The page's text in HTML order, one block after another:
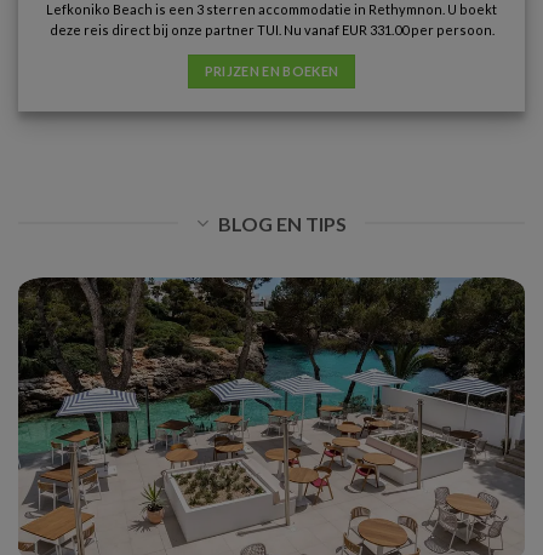
Lefkoniko Beach is een 3 sterren accommodatie in Rethymnon. U boekt
deze reis direct bij onze partner TUI. Nu vanaf EUR 331.00 per persoon.
PRIJZEN EN BOEKEN
BLOG EN TIPS